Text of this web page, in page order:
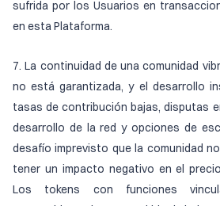
sufrida por los Usuarios en
en esta Plataforma.
7. La continuidad de una comunidad
no está garantizada, y el desarrollo
tasas de contribución bajas, disputas
desarrollo de la red y opciones de
desafío imprevisto que la comunidad
tener un impacto negativo en el
Los tokens con funciones